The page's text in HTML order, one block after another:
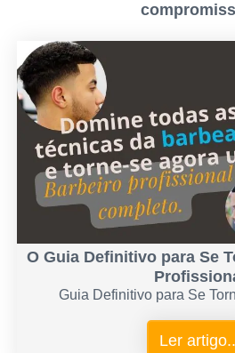
O Guia Definitivo para Se
Guia Definitivo para Se
Ler